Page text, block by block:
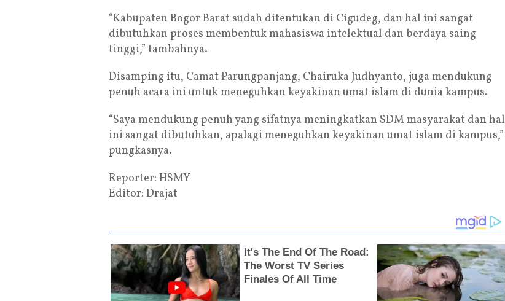
“Kabupaten Bogor Barat sudah ditentukan di Cigudeg, dan hal ini sangat
dibutuhkan proses membentuk mahasiswa intelektual dan berdaya saing
tinggi,” tambahnya.
Disamping itu, Camat Parungpanjang, Chairuka Judhyanto, juga mendukung
penuh acara ini untuk meneguhkan keyakinan umat islam di dunia kampus.
“Saya mendukung penuh yang sifatnya meningkatkan SDM masyarakat dan hal
ini sangat dibutuhkan, apalagi meneguhkan keyakinan umat islam di kampus,”
pungkasnya.
Reporter: HSMY
Editor: Drajat